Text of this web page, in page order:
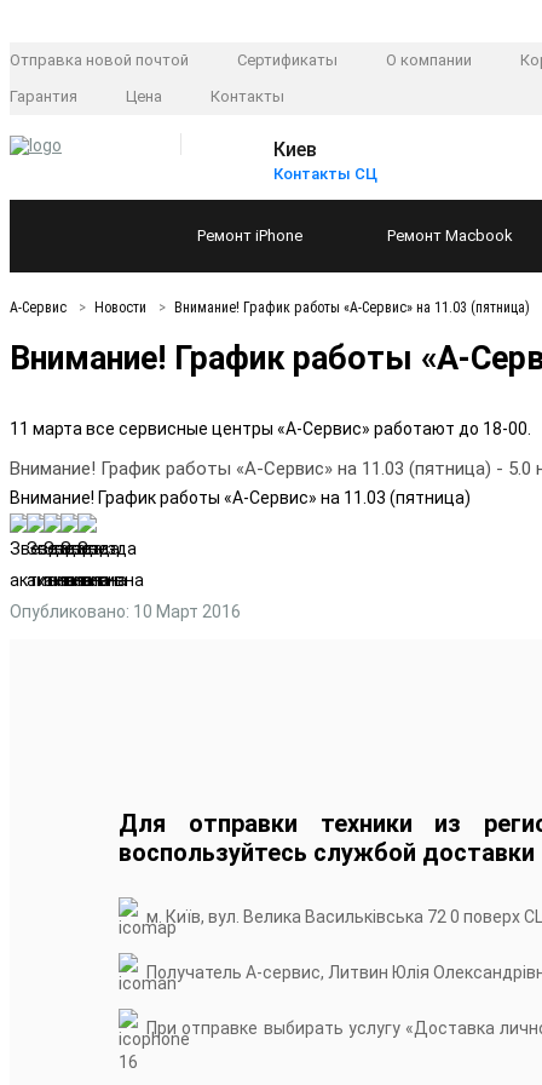
Отправка новой почтой Сертификаты О компании
Гарантия
Цена Контакты
Киев
Контакты СЦ
Ремонт iPhone Ремонт Macbook
А-Сервис Новости Внимание! График работы «А-Сервис» на 11.03 (пятница)
Внимание! График работы «А-
11 марта все сервисные центры «А-Сервис» работают до 18-00.
Внимание! График работы «А-Сервис» на 11.03 (пятница) - 5.0
Внимание! График работы «А-Сервис» на 11.03 (пятница)
Опубликовано: 10 Март 2016
Для отправки техники из
воспользуйтесь службой доставки
м. Київ, вул. Велика Васильківська 72 0 поверх
Получатель А-сервис, Литвин Юлія
При отправке выбирать услугу «Доставка
16